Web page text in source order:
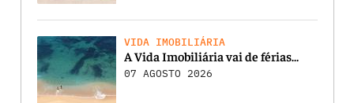
VIDA IMOBILIÁRIA
A Vida Imobiliária vai de férias…
07 AGOSTO 2026